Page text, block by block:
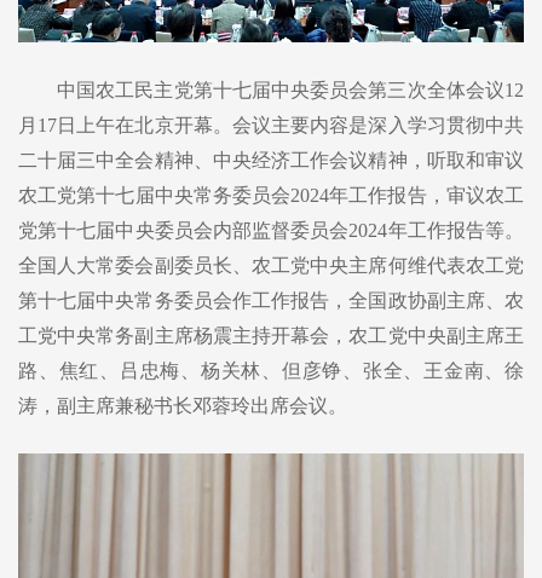
中国农工民主党第十七届中央委员会第三次全体会议12
月17日上午在北京开幕。会议主要内容是深入学习贯彻中共
二十届三中全会精神、中央经济工作会议精神，听取和审议
农工党第十七届中央常务委员会2024年工作报告，审议农工
党第十七届中央委员会内部监督委员会2024年工作报告等。
全国人大常委会副委员长、农工党中央主席何维代表农工党
第十七届中央常务委员会作工作报告，全国政协副主席、农
工党中央常务副主席杨震主持开幕会，农工党中央副主席王
路、焦红、吕忠梅、杨关林、但彦铮、张全、王金南、徐
涛，副主席兼秘书长邓蓉玲出席会议。